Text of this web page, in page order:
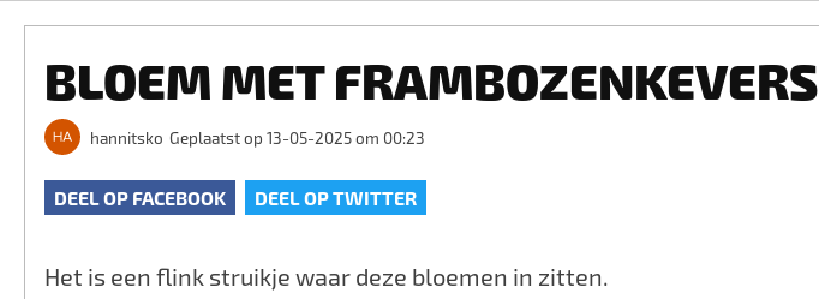
BLOEM MET FRAMBOZENKEVERS
hannitsko Geplaatst op 13-05-2025 om 00:23
DEEL OP FACEBOOK DEEL OP TWITTER
Het is een flink struikje waar deze bloemen in zitten.